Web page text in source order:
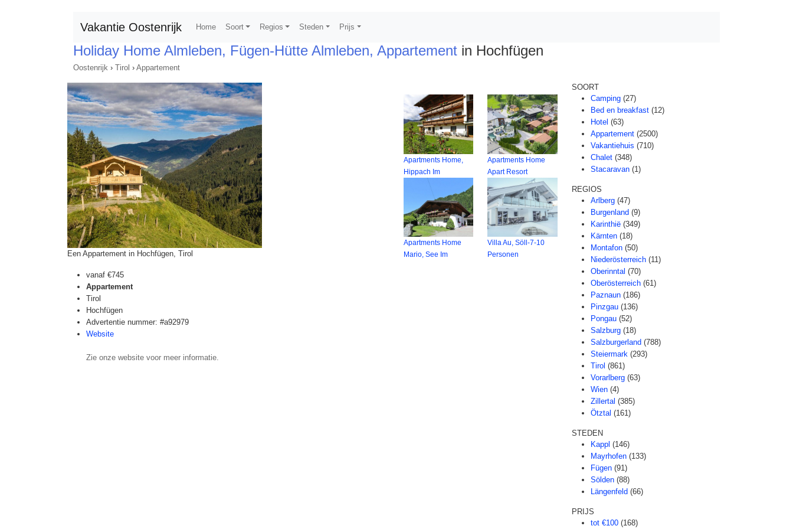
Vakantie Oostenrijk Home Soort Regios Steden Prijs
Holiday Home Almleben, Fügen-Hütte Almleben, Appartement in Hochfügen
Oostenrijk › Tirol › Appartement
Een Appartement in Hochfügen, Tirol
vanaf €745
Appartement
Tirol
Hochfügen
Advertentie nummer: #a92979
Website
Zie onze website voor meer informatie.
Apartments Home,
Hippach Im
Apartments Home
Apart Resort
Apartments Home
Mario, See Im
Villa Au, Söll-7-10
Personen
SOORT
Camping (27)
Bed en breakfast (12)
Hotel (63)
Appartement (2500)
Vakantiehuis (710)
Chalet (348)
Stacaravan (1)
REGIOS
Arlberg (47)
Burgenland (9)
Karinthië (349)
Kärnten (18)
Montafon (50)
Niederösterreich (11)
Oberinntal (70)
Oberösterreich (61)
Paznaun (186)
Pinzgau (136)
Pongau (52)
Salzburg (18)
Salzburgerland (788)
Steiermark (293)
Tirol (861)
Vorarlberg (63)
Wien (4)
Zillertal (385)
Ötztal (161)
STEDEN
Kappl (146)
Mayrhofen (133)
Fügen (91)
Sölden (88)
Längenfeld (66)
PRIJS
tot €100 (168)